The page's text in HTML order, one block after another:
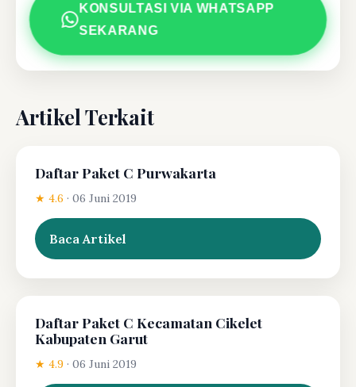
KONSULTASI VIA WHATSAPP
SEKARANG
Artikel Terkait
Daftar Paket C Purwakarta
★ 4.6 · 06 Juni 2019
Baca Artikel
Daftar Paket C Kecamatan Cikelet
Kabupaten Garut
★ 4.9 · 06 Juni 2019